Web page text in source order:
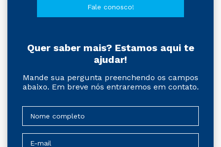
Fale conosco!
Quer saber mais? Estamos aqui te
ajudar!
Mande sua pergunta preenchendo os campos
abaixo. Em breve nós entraremos em contato.